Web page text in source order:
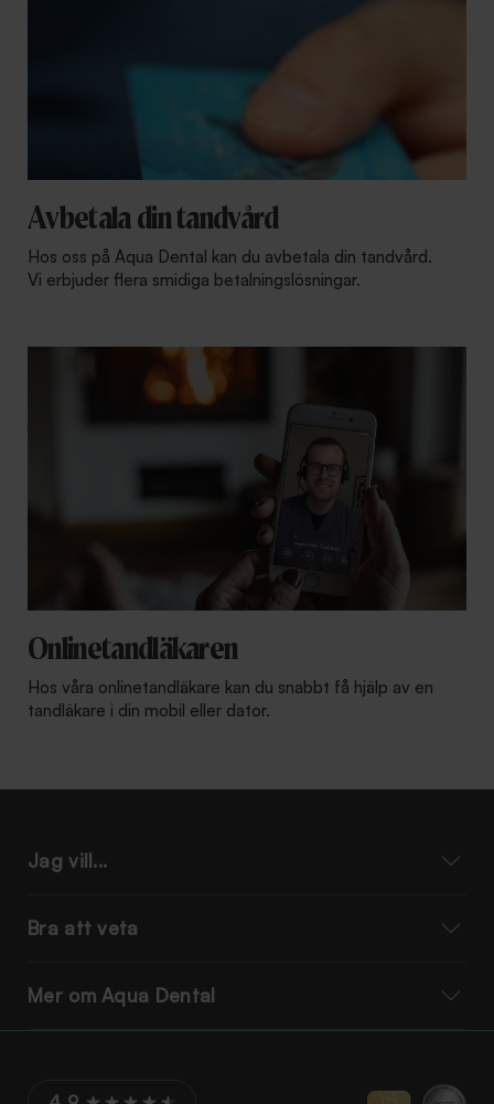
Avbetala din tandvård
Hos oss på Aqua Dental kan du avbetala din tandvård.
Vi erbjuder flera smidiga betalningslösningar.
Onlinetandläkaren
Hos våra onlinetandläkare kan du snabbt få hjälp av en
tandläkare i din mobil eller dator.
Jag vill...
Bra att veta
Mer om Aqua Dental